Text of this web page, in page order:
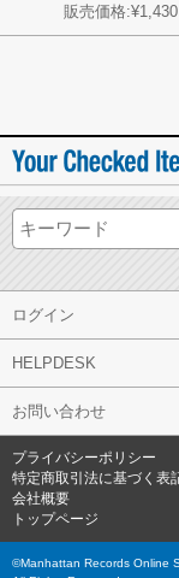
販売価格:¥1,430
ログイン
HELPDESK
お問い合わせ
プライバシーポリシー
特定商取引法に基づく表
会社概要
トップページ
©Manhattan Records Online